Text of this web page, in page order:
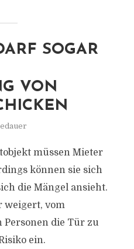
SOGAR
VON
müssen Mieter
können sie sich
die Mängel ansieht.
weigert, vom
die Tür zu
ein.